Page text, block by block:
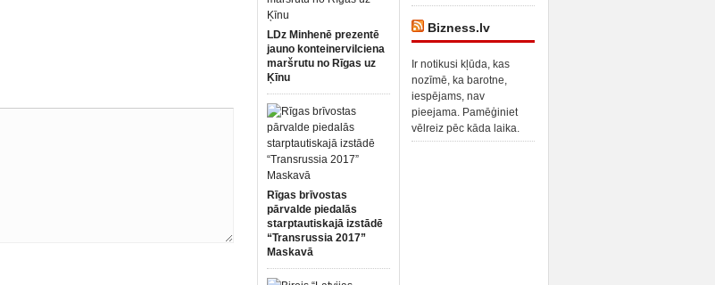
LDz Minhenē prezentē
jauno konteinervilciena
maršrutu no Rīgas uz
Ķīnu
Rīgas brīvostas
pārvalde piedalās
starptautiskajā izstādē
“Transrussia 2017”
Maskavā
Bizness.lv
Ir notikusi kļūda, kas
nozīmē, ka barotne,
iespējams, nav
pieejama. Pamēģiniet
vēlreiz pēc kāda laika.